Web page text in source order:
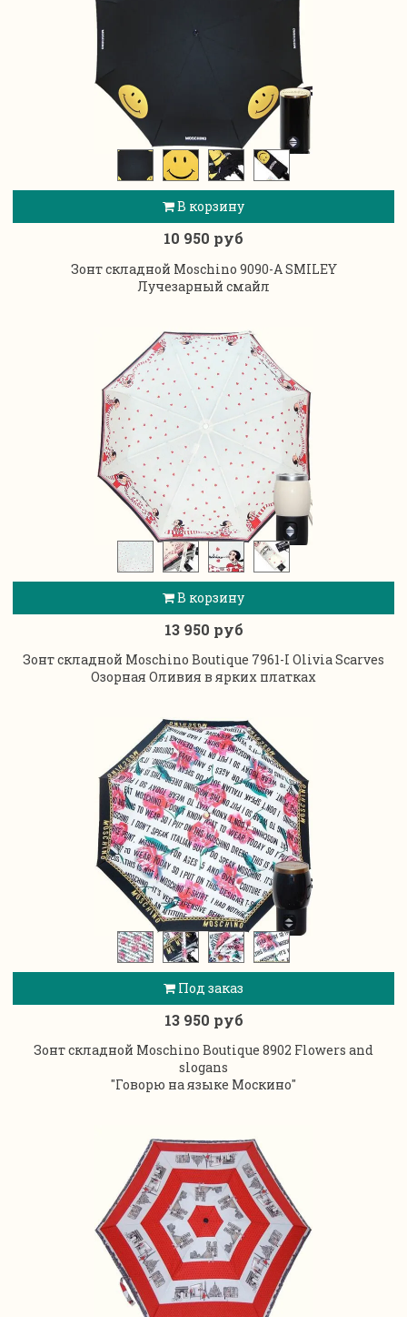
В корзину
10 950 руб
Зонт складной Moschino 9090-A SMILEY
Лучезарный смайл
В корзину
13 950 руб
Зонт складной Moschino Boutique 7961-I Olivia Scarves
Озорная Оливия в ярких платках
Под заказ
13 950 руб
Зонт складной Moschino Boutique 8902 Flowers and
slogans
"Говорю на языке Москино"